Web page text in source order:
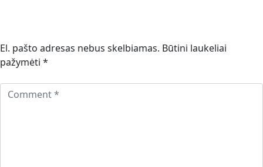
El. pašto adresas nebus skelbiamas. Būtini laukeliai
pažymėti *